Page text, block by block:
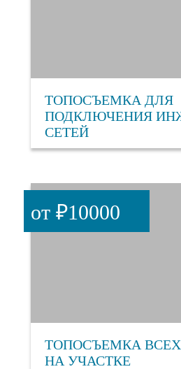
ТОПОСЪЕМКА ДЛЯ
ПОДКЛЮЧЕНИЯ
СЕТЕЙ
ТОПОСЪЕМКА ВСЕХ
НА УЧАСТКЕ
от ₽10000